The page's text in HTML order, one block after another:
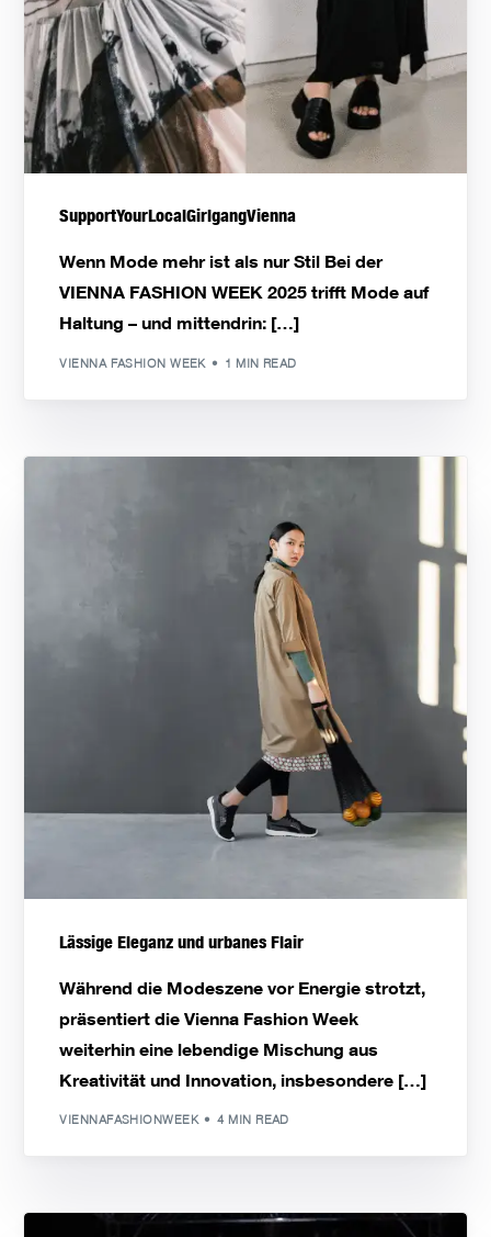
SupportYourLocalGirlgangVienna
Wenn Mode mehr ist als nur Stil Bei der
VIENNA FASHION WEEK 2025 trifft Mode auf
Haltung – und mittendrin: […]
VIENNA FASHION WEEK 1 MIN READ
Lässige Eleganz und urbanes Flair
Während die Modeszene vor Energie strotzt,
präsentiert die Vienna Fashion Week
weiterhin eine lebendige Mischung aus
Kreativität und Innovation, insbesondere […]
VIENNAFASHIONWEEK 4 MIN READ